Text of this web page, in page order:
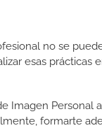
no se
esas prácticas
Imagen
formarte